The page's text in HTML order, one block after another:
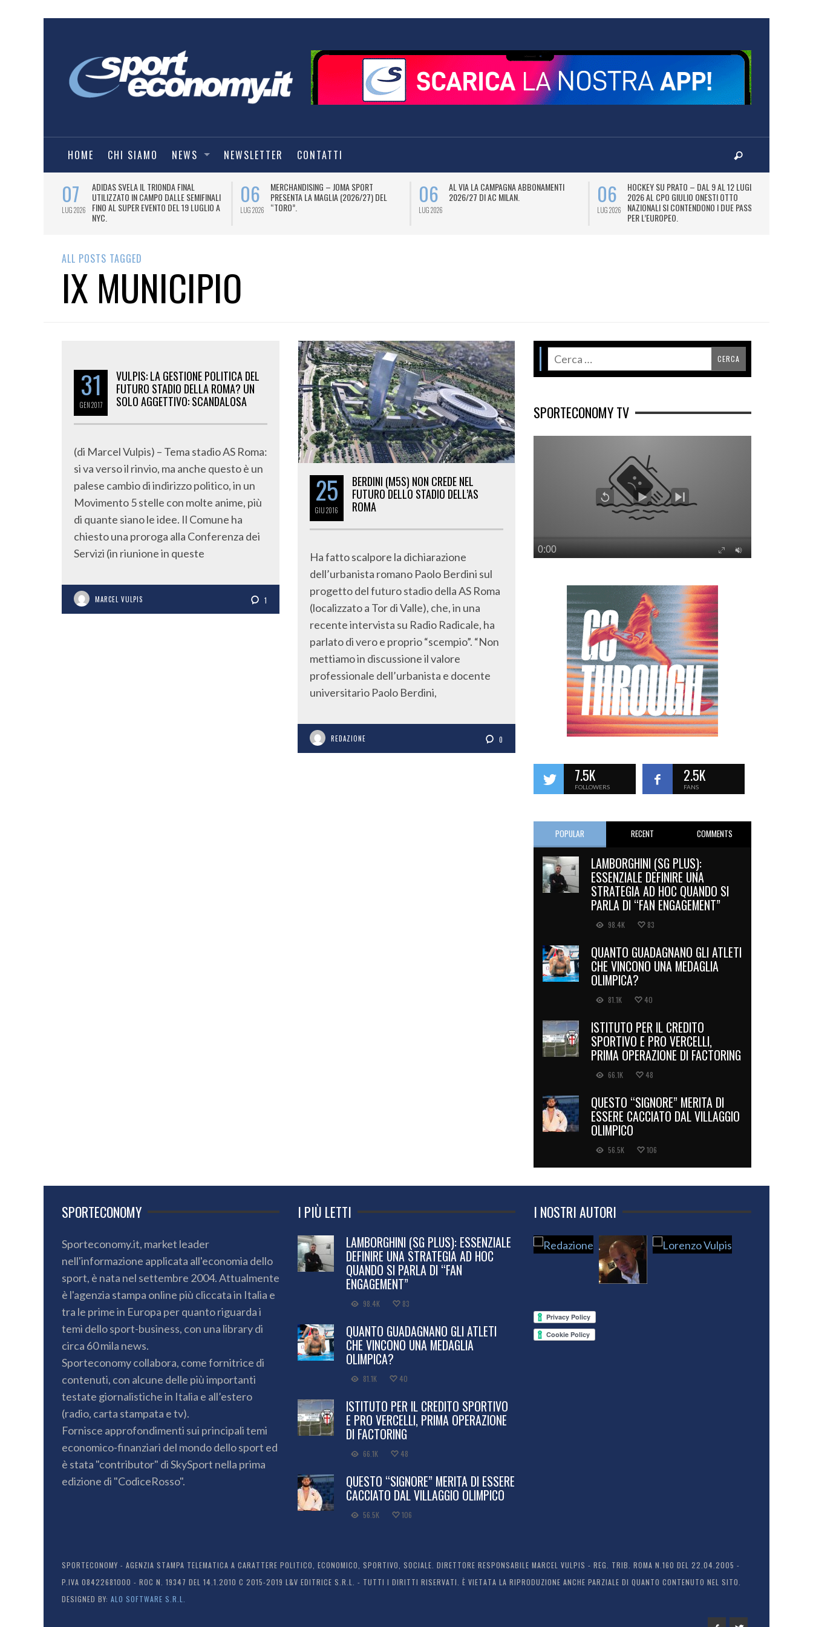
HOME CHI SIAMO NEWS NEWSLETTER CONTATTI
07
LUG 2026
ADIDAS SVELA IL TRIONDA FINAL
UTILIZZATO IN CAMPO DALLE SEMIFINALI
FINO AL SUPER EVENTO DEL 19 LUGLIO A
NYC.
06
LUG 2026
MERCHANDISING – JOMA SPORT
PRESENTA LA MAGLIA (2026/27) DEL
“TORO”.
06
LUG 2026
AL VIA LA CAMPAGNA ABBONAMENTI
2026/27 DI AC MILAN.
06
LUG 2026
HOCKEY SU PRATO – DAL 9 AL 12 LUGLIO
2026 AL CPO GIULIO ONESTI OTTO
NAZIONALI SI CONTENDONO I DUE PASS
PER L’EUROPEO.
ALL POSTS TAGGED
IX MUNICIPIO
31
GEN2017
VULPIS: LA GESTIONE POLITICA DEL
FUTURO STADIO DELLA ROMA? UN
SOLO AGGETTIVO: SCANDALOSA
(di Marcel Vulpis) – Tema stadio AS Roma:
si va verso il rinvio, ma anche questo è un
palese cambio di indirizzo politico, in un
Movimento 5 stelle con molte anime, più
di quante siano le idee. Il Comune ha
chiesto una proroga alla Conferenza dei
Servizi (in riunione in queste
MARCEL VULPIS 1
25
GIU2016
BERDINI (M5S) NON CREDE NEL
FUTURO DELLO STADIO DELL’AS
ROMA
Ha fatto scalpore la dichiarazione
dell’urbanista romano Paolo Berdini sul
progetto del futuro stadio della AS Roma
(localizzato a Tor di Valle), che, in una
recente intervista su Radio Radicale, ha
parlato di vero e proprio “scempio”. “Non
mettiamo in discussione il valore
professionale dell’urbanista e docente
universitario Paolo Berdini,
REDAZIONE 0
SPORTECONOMY TV
7.5K
FOLLOWERS
2.5K
FANS
POPULAR RECENT COMMENTS
LAMBORGHINI (SG PLUS):
ESSENZIALE DEFINIRE UNA
STRATEGIA AD HOC QUANDO SI
PARLA DI “FAN ENGAGEMENT”
98.4K 83
QUANTO GUADAGNANO GLI ATLETI
CHE VINCONO UNA MEDAGLIA
OLIMPICA?
81.1K 40
ISTITUTO PER IL CREDITO
SPORTIVO E PRO VERCELLI,
PRIMA OPERAZIONE DI FACTORING
66.1K 48
QUESTO “SIGNORE” MERITA DI
ESSERE CACCIATO DAL VILLAGGIO
OLIMPICO
56.5K 106
SPORTECONOMY
Sporteconomy.it, market leader
nell'informazione applicata all'economia dello
sport, è nata nel settembre 2004. Attualmente
è l'agenzia stampa online più cliccata in Italia e
tra le prime in Europa per quanto riguarda i
temi dello sport-business, con una library di
circa 60 mila news.
Sporteconomy collabora, come fornitrice di
contenuti, con alcune delle più importanti
testate giornalistiche in Italia e all’estero
(radio, carta stampata e tv).
Fornisce approfondimenti sui principali temi
economico-finanziari del mondo dello sport ed
è stata "contributor" di SkySport nella prima
edizione di "CodiceRosso".
I PIÙ LETTI
LAMBORGHINI (SG PLUS): ESSENZIALE
DEFINIRE UNA STRATEGIA AD HOC
QUANDO SI PARLA DI “FAN
ENGAGEMENT”
98.4K 83
QUANTO GUADAGNANO GLI ATLETI
CHE VINCONO UNA MEDAGLIA
OLIMPICA?
81.1K 40
ISTITUTO PER IL CREDITO SPORTIVO
E PRO VERCELLI, PRIMA OPERAZIONE
DI FACTORING
66.1K 48
QUESTO “SIGNORE” MERITA DI ESSERE
CACCIATO DAL VILLAGGIO OLIMPICO
56.5K 106
I NOSTRI AUTORI
SPORTECONOMY - AGENZIA STAMPA TELEMATICA A CARATTERE POLITICO, ECONOMICO, SPORTIVO, SOCIALE. DIRETTORE RESPONSABILE MARCEL VULPIS - REG. TRIB. ROMA N.160 DEL 22.04.2005 -
P.IVA 08422681000 - ROC N. 19347 DEL 14.1.2010 C 2015-2019 L&V EDITRICE S.R.L. - TUTTI I DIRITTI RISERVATI. È VIETATA LA RIPRODUZIONE ANCHE PARZIALE DI QUANTO CONTENUTO NEL SITO.
DESIGNED BY: ALO SOFTWARE S.R.L.